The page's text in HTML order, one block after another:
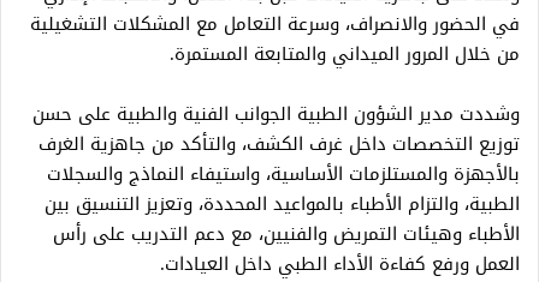
في الحضور والانصراف، وسرعة التعامل مع المشكلات التشغيلية
من خلال المرور الميداني والمتابعة المستمرة.
وشددت مدير الشؤون الطبية الجوانب الفنية والطبية على حسن
توزيع التخصصات داخل غرف الكشف، والتأكد من جاهزية الغرف
بالأجهزة والمستلزمات الأساسية، واستيفاء النماذج والسجلات
الطبية، والتزام الأطباء بالمواعيد المحددة، وتعزيز التنسيق بين
الأطباء وهيئات التمريض والفنيين، مع دعم التدريب على رأس
العمل ورفع كفاءة الأداء الطبي داخل العيادات.